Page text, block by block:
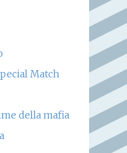
Match
della mafia